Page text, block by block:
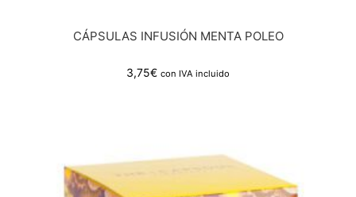
CÁPSULAS INFUSIÓN MENTA POLEO
3,75€ con IVA incluido